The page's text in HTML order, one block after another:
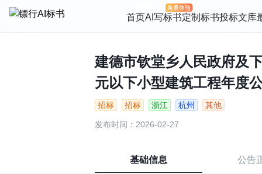
首页AI写标书定制标书投标文库
建德市钦堂乡人民政府及
元以下小型建筑工程年度
招标 招标 浙江 杭州 其他
发布时间：2026-02-27
基础信息 公告